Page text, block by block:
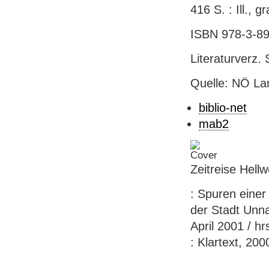
416 S. : Ill.,
ISBN 978-3-
Literaturverz.
Quelle: NÖ
biblio-net
mab2
Zeitreise
: Spuren
der Stadt
April 2001 /
: Klartext,